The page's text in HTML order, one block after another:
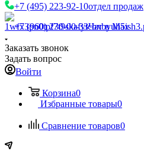
+7 (495) 223-92-10отдел продаж
+7 (960) 230-00-33Чат в Max
Заказать звонок
Задать вопрос
Войти
Корзина0
Избранные товары0
Сравнение товаров0